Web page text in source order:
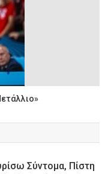
Σύντομα, Πίστη